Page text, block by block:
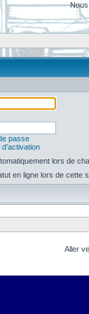
passe
lors de
en ligne lors de cette
Aller